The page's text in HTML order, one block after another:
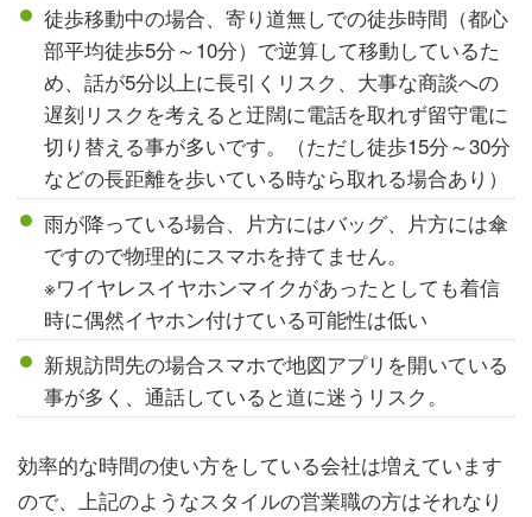
徒歩移動中の場合、寄り道無しでの徒歩時間（都心
部平均徒歩5分～10分）で逆算して移動しているた
め、話が5分以上に長引くリスク、大事な商談への
遅刻リスクを考えると迂闊に電話を取れず留守電に
切り替える事が多いです。（ただし徒歩15分～30分
などの長距離を歩いている時なら取れる場合あり）
雨が降っている場合、片方にはバッグ、片方には傘
ですので物理的にスマホを持てません。
※ワイヤレスイヤホンマイクがあったとしても着信
時に偶然イヤホン付けている可能性は低い
新規訪問先の場合スマホで地図アプリを開いている
事が多く、通話していると道に迷うリスク。
効率的な時間の使い方をしている会社は増えています
ので、上記のようなスタイルの営業職の方はそれなり